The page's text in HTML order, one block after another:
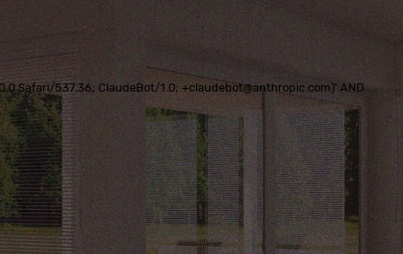
Safari/537.36; ClaudeBot/1.0; +claudebot@anthropic.com)' AND